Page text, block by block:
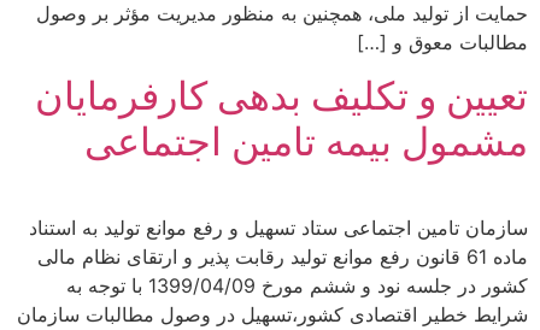
حمایت از تولید ملی، همچنین به منظور مدیریت مؤثر بر وصول
مطالبات معوق و […]
تعیین و تکلیف بدهی کارفرمایان
مشمول بیمه تامین اجتماعی
سازمان تامین اجتماعی ستاد تسهیل و رفع موانع تولید به استناد
ماده 61 قانون رفع موانع تولید رقابت پذیر و ارتقای نظام مالی
کشور در جلسه نود و ششم مورخ 1399/04/09 با توجه به
شرایط خطیر اقتصادی کشور،تسهیل در وصول مطالبات سازمان